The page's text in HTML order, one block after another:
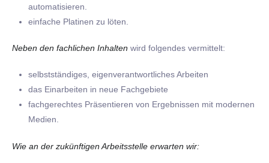
automatisieren.
einfache Platinen zu löten.
Neben den fachlichen Inhalten wird folgendes vermittelt:
selbstständiges, eigenverantwortliches Arbeiten
das Einarbeiten in neue Fachgebiete
fachgerechtes Präsentieren von Ergebnissen mit modernen
Medien.
Wie an der zukünftigen Arbeitsstelle erwarten wir: